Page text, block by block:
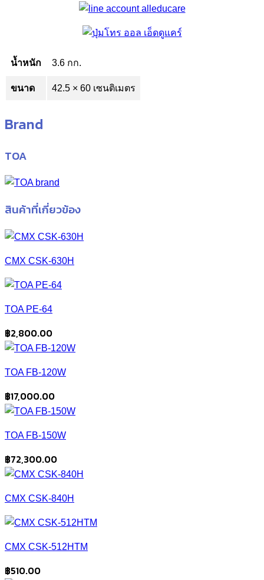
น้ำหนัก 3.6 กก.
ขนาด 42.5 × 60 เซนติเมตร
Brand
TOA
สินค้าที่เกี่ยวข้อง
CMX CSK-630H
TOA PE-64
฿2,800.00
TOA FB-120W
฿17,000.00
TOA FB-150W
฿72,300.00
CMX CSK-840H
CMX CSK-512HTM
฿510.00